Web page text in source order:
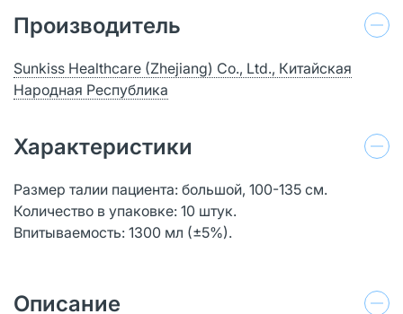
Производитель
Sunkiss Healthcare (Zhejiang) Co., Ltd., Китайская
Народная Республика
Характеристики
Размер талии пациента: большой, 100-135 см.
Количество в упаковке: 10 штук.
Впитываемость: 1300 мл (±5%).
Описание